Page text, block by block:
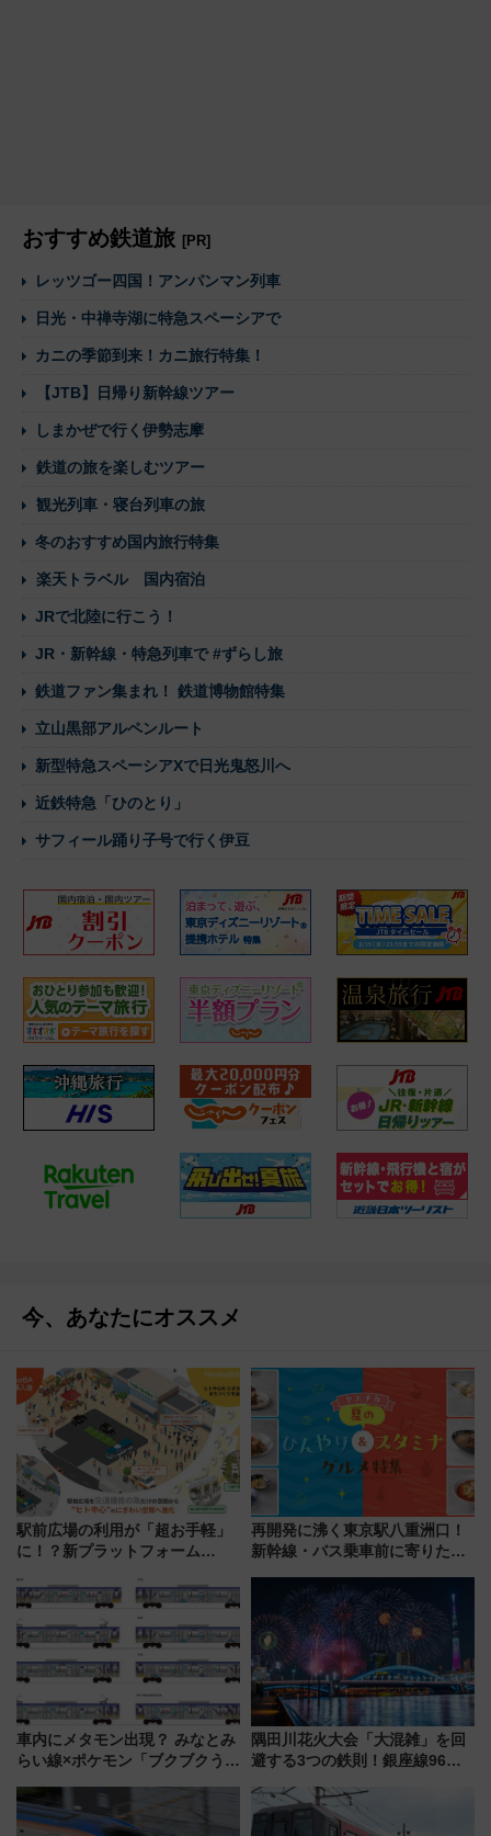
おすすめ鉄道旅 [PR]
レッツゴー四国！アンパンマン列車
日光・中禅寺湖に特急スペーシアで
カニの季節到来！カニ旅行特集！
【JTB】日帰り新幹線ツアー
しまかぜで行く伊勢志摩
鉄道の旅を楽しむツアー
観光列車・寝台列車の旅
冬のおすすめ国内旅行特集
楽天トラベル 国内宿泊
JRで北陸に行こう！
JR・新幹線・特急列車で #ずらし旅
鉄道ファン集まれ！ 鉄道博物館特集
立山黒部アルペンルート
新型特急スペーシアXで日光鬼怒川へ
近鉄特急「ひのとり」
サフィール踊り子号で行く伊豆
今、あなたにオススメ
駅前広場の利用が「超お手軽」
に！？新プラットフォーム
マホで簡単申請 物販や演奏会な
どに【JR東日本】
再開発に沸く東京駅八重洲口！
新幹線・バス乗車前に寄りたい
やり＆スタミナグルメ」6選【新
店舗も！】
車内にメタモン出現？ みなとみ
らい線×ポケモン「ブクブクうみ
行開始に！ この夏は直通列車で
横浜へ！
隅田川花火大会「大混雑」を回
避する3つの鉄則！銀座線96本
ツリー駅の規制まとめ 7/25開催
（2026年）